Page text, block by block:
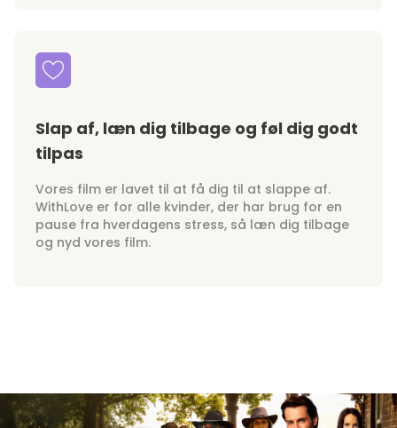
Slap af, læn dig tilbage og føl dig godt
tilpas
Vores film er lavet til at få dig til at slappe af.
WithLove er for alle kvinder, der har brug for en
pause fra hverdagens stress, så læn dig tilbage
og nyd vores film.